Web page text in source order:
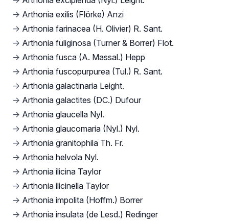
→ Arthonia exilis (Flörke) Anzi
→ Arthonia farinacea (H. Olivier) R. Sant.
→ Arthonia fuliginosa (Turner & Borrer) Flot.
→ Arthonia fusca (A. Massal.) Hepp
→ Arthonia fuscopurpurea (Tul.) R. Sant.
→ Arthonia galactinaria Leight.
→ Arthonia galactites (DC.) Dufour
→ Arthonia glaucella Nyl.
→ Arthonia glaucomaria (Nyl.) Nyl.
→ Arthonia granitophila Th. Fr.
→ Arthonia helvola Nyl.
→ Arthonia ilicina Taylor
→ Arthonia ilicinella Taylor
→ Arthonia impolita (Hoffm.) Borrer
→ Arthonia insulata (de Lesd.) Redinger